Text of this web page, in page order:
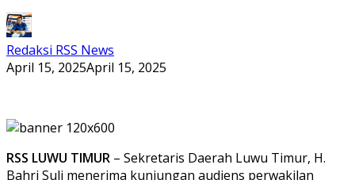
Redaksi RSS News
April 15, 2025April 15, 2025
RSS LUWU TIMUR – Sekretaris Daerah Luwu Timur, H.
Bahri Suli menerima kunjungan audiens perwakilan